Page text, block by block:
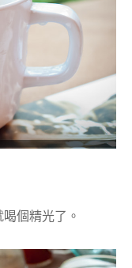
個精光了。